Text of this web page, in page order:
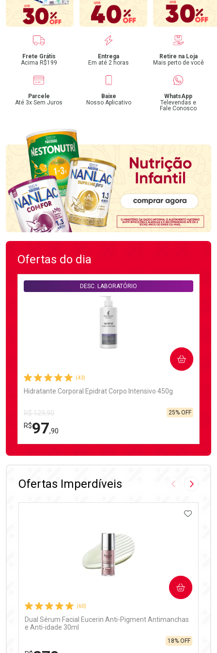
Benefícios
Frete Grátis
Acima R$199
Entrega
Em até 2 horas
Retire na Loja
Mais perto de você
Parcele
Até 3x Sem Juros
Baixe
Nosso Aplicativo
WhatsApp
Televendas e
Fale Conosco
Ofertas do dia
(43)
Hidratante Corporal Epidrat Corpo Intensivo 450g
DESC. LABORATÓRIO
R$ 129,90
R$97,90
25% OFF
COMPRAR
FECHAR
FECHAR
Ofertas Imperdíveis Imagem
(60)
Dual Sérum Facial Eucerin Anti-Pigment Antimanchas
e Anti-idade 30ml
18% OFF
COMPRAR